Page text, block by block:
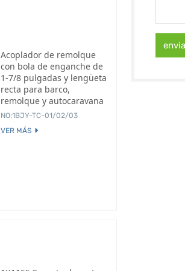
Acoplador de remolque
con bola de enganche de
1-7/8 pulgadas y lengüeta
recta para barco,
remolque y autocaravana
NO:1BJY-TC-01/02/03
VER MÁS